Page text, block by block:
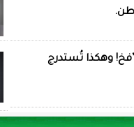
وهكذا تُستدرج